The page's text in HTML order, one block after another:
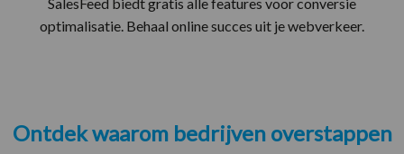
SalesFeed biedt gratis alle features voor conversie
optimalisatie. Behaal online succes uit je webverkeer.
Ontdek waarom bedrijven overstappen